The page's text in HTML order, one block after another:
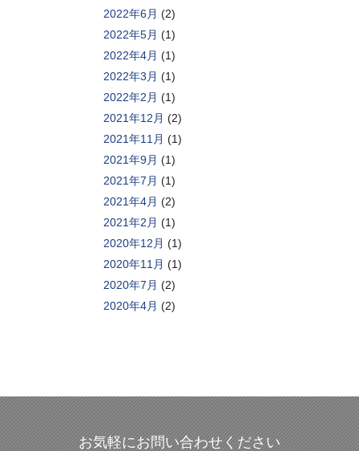
2022年6月 (2)
2022年5月 (1)
2022年4月 (1)
2022年3月 (1)
2022年2月 (1)
2021年12月 (2)
2021年11月 (1)
2021年9月 (1)
2021年7月 (1)
2021年4月 (2)
2021年2月 (1)
2020年12月 (1)
2020年11月 (1)
2020年7月 (2)
2020年4月 (2)
お気軽にお問い合わせください